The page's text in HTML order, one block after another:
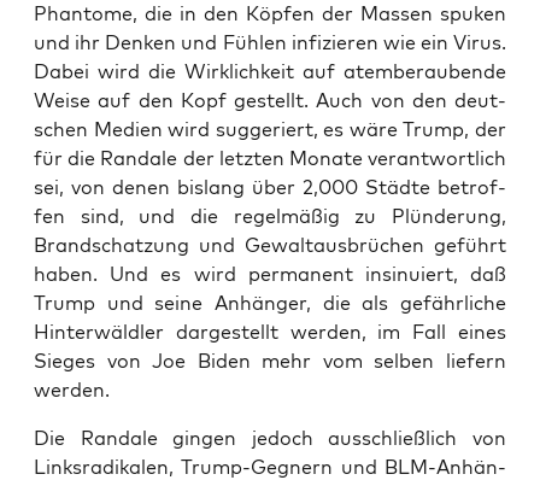
Phan­to­me, die in den Köp­fen der Mas­sen spu­ken
und ihr Den­ken und Füh­len infi­zie­ren wie ein Virus.
Dabei wird die Wirk­lich­keit auf atem­be­rau­ben­de
Wei­se auf den Kopf gestellt. Auch von den deut­
schen Medi­en wird sug­ge­riert, es wäre Trump, der
für die Ran­da­le der letz­ten Mona­te ver­ant­wort­lich
sei, von denen bis­lang über 2,000 Städ­te betrof­
fen sind, und die regel­mä­ßig zu Plün­de­rung,
Brand­schat­zung und Gewalt­aus­brü­chen geführt
haben. Und es wird per­ma­nent insi­nu­iert, daß
Trump und sei­ne Anhän­ger, die als gefähr­li­che
Hin­ter­wäld­ler dar­ge­stellt wer­den, im Fall eines
Sie­ges von Joe Biden mehr vom sel­ben lie­fern
werden.
Die Ran­da­le gin­gen jedoch aus­schließ­lich von
Links­ra­di­ka­len, Trump-Geg­nern und BLM-Anhän­